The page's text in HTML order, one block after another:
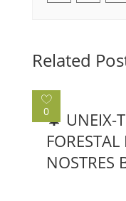
Related
0🌲 UNEIX-
NOSTRES